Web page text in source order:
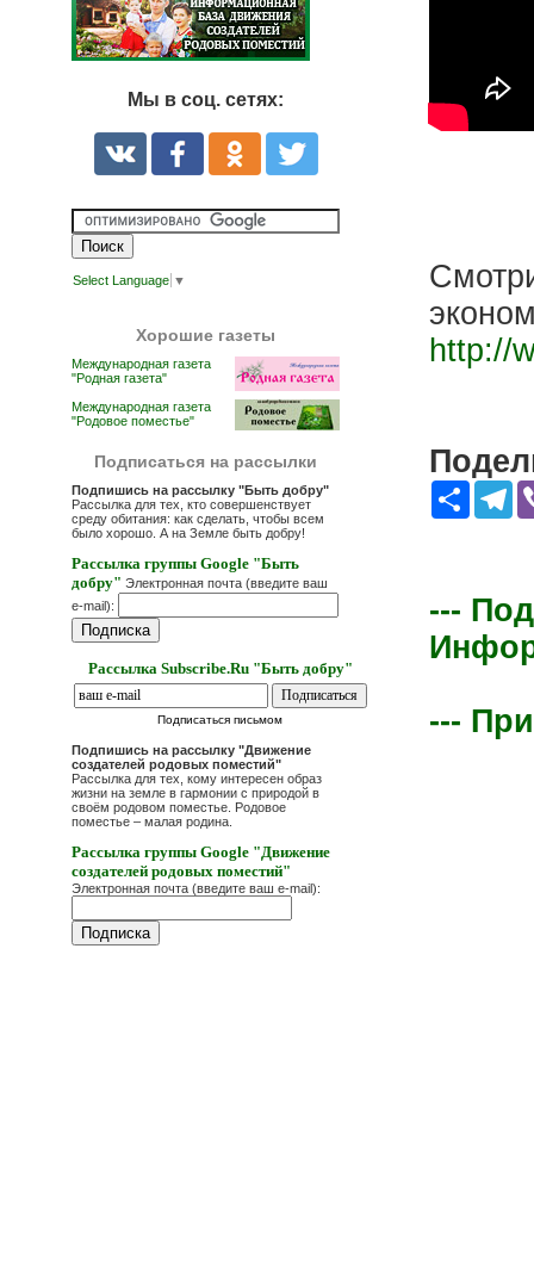
Мы в соц. сетях:
Select Language ▼
Хорошие газеты
Международная газета
"Родная газета"
Международная газета
"Родовое поместье"
Подписаться на рассылки
Подпишись на рассылку "Быть добру"
Рассылка для тех, кто совершенствует
среду обитания: как сделать, чтобы всем
было хорошо. А на Земле быть добру!
Рассылка группы Google "Быть
добру" Электронная почта (введите ваш
e-mail):
Рассылка Subscribe.Ru "Быть добру"
Подписаться письмом
Подпишись на рассылку "Движение
создателей родовых поместий"
Рассылка для тех, кому интересен образ
жизни на земле в гармонии с природой в
своём родовом поместье. Родовое
поместье – малая родина.
Рассылка группы Google "Движение
создателей родовых поместий"
Электронная почта (введите ваш e-mail):
http://
Share
---
---